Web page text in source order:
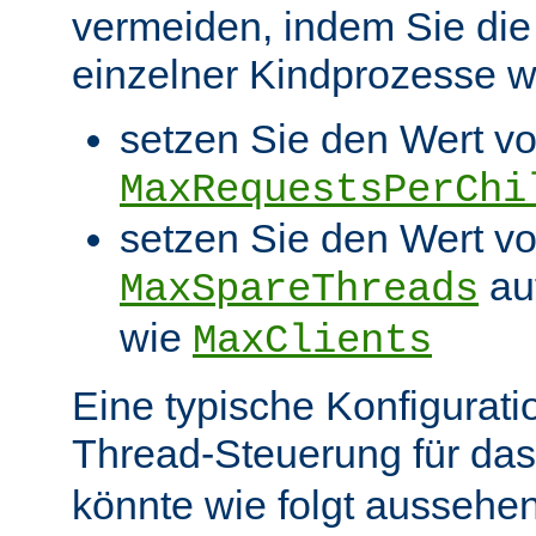
vermeiden, indem Sie
einzelner Kindprozesse
setzen Sie den Wert
setzen Sie den Wert
MaxSpareThreads
wie MaxClients
Eine typische
Thread-Steuerung für
könnte wie folgt